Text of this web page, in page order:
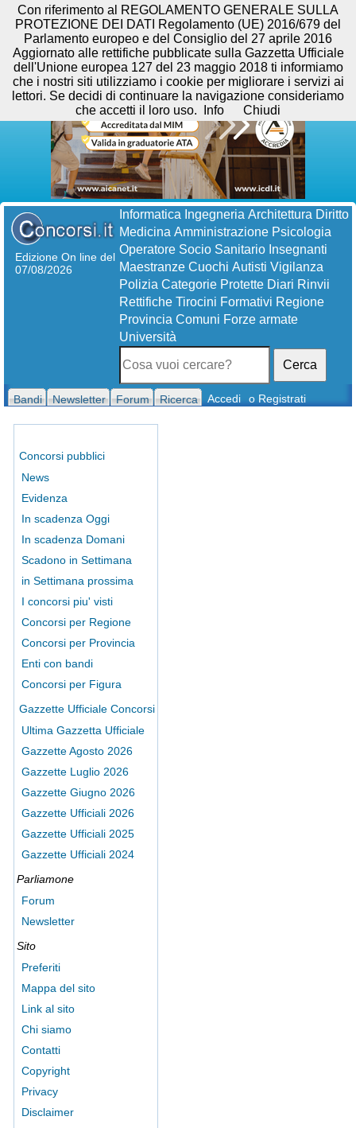
Edizione On line del
07/08/2026
Informatica Ingegneria Architettura Diritto
Medicina Amministrazione Psicologia
Operatore Socio Sanitario Insegnanti
Maestranze Cuochi Autisti Vigilanza
Polizia Categorie Protette Diari Rinvii
Rettifiche Tirocini Formativi Regione
Provincia Comuni Forze armate
Università
Cerca
Bandi Newsletter Forum Ricerca Accedi o Registrati
Concorsi pubblici
News
Evidenza
In scadenza Oggi
In scadenza Domani
Scadono in Settimana
in Settimana prossima
I concorsi piu' visti
Concorsi per Regione
Concorsi per Provincia
Enti con bandi
Concorsi per Figura
Gazzette Ufficiale Concorsi
Ultima Gazzetta Ufficiale
Gazzette Agosto 2026
Gazzette Luglio 2026
Gazzette Giugno 2026
Gazzette Ufficiali 2026
Gazzette Ufficiali 2025
Gazzette Ufficiali 2024
Parliamone
Forum
Newsletter
Sito
Preferiti
Mappa del sito
Link al sito
Chi siamo
Contatti
Copyright
Privacy
Disclaimer
Con riferimento al REGOLAMENTO GENERALE SULLA
PROTEZIONE DEI DATI Regolamento (UE) 2016/679 del
Parlamento europeo e del Consiglio del 27 aprile 2016
Aggiornato alle rettifiche pubblicate sulla Gazzetta Ufficiale
dell'Unione europea 127 del 23 maggio 2018 ti informiamo
che i nostri siti utilizziamo i cookie per migliorare i servizi ai
lettori. Se decidi di continuare la navigazione consideriamo
che accetti il loro uso.
Info Chiudi